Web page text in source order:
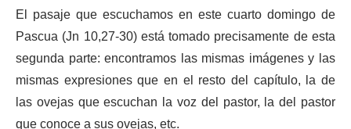
El pasaje que escuchamos en este cuarto domingo de
Pascua (Jn 10,27-30) está tomado precisamente de esta
segunda parte: encontramos las mismas imágenes y las
mismas expresiones que en el resto del capítulo, la de
las ovejas que escuchan la voz del pastor, la del pastor